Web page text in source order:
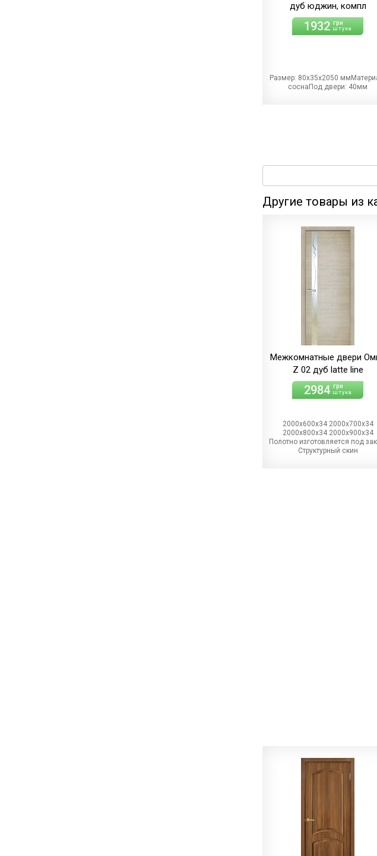
дуб юджин, компл
1932 грн
штука
Размер: 80х35х2050
соснаПод двери: 40мм
Другие товары из
Межкомнатные двери
Z 02 дуб latte line
2984 грн
штука
2000х600х34 2000х700х34
2000х800х34 2000х900х34
Полотно изготовляется под
Структурный скин